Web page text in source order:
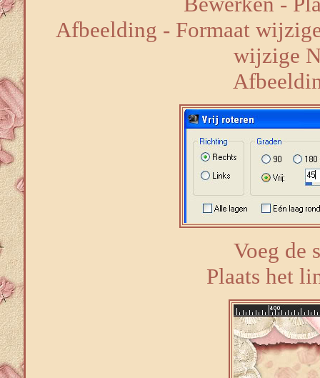
Afbeelding - Formaat
wijzige
Voeg de
Plaats het